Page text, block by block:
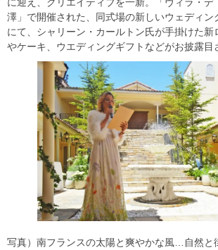
澤」で開催された、同式場の新しいウェディン
にて、シャリーン・カールトン氏が手掛けた新
やケーキ、ウエディングギフトなどがお披露目
写真）南フランスの太陽と爽やかな風…自然と